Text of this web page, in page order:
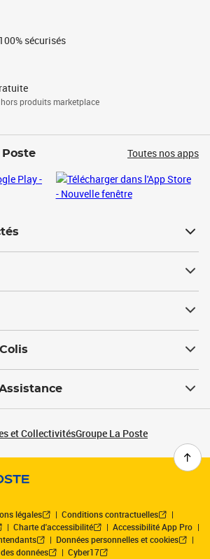
sécurisés
produits marketplace
Toutes nos apps
et CollectivitésGroupe La Poste
légales
Conditions contractuelles
Charte d'accessibilité
Accessibilité App Pro
Données personnelles et cookies
données
Cyber17